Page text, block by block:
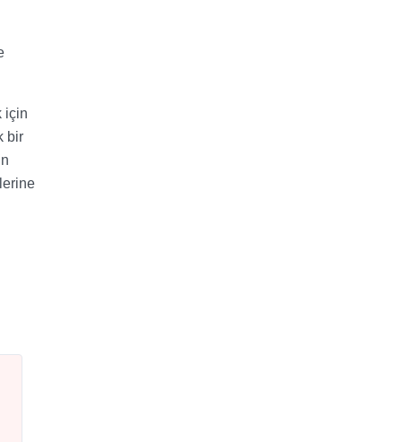
için
bir